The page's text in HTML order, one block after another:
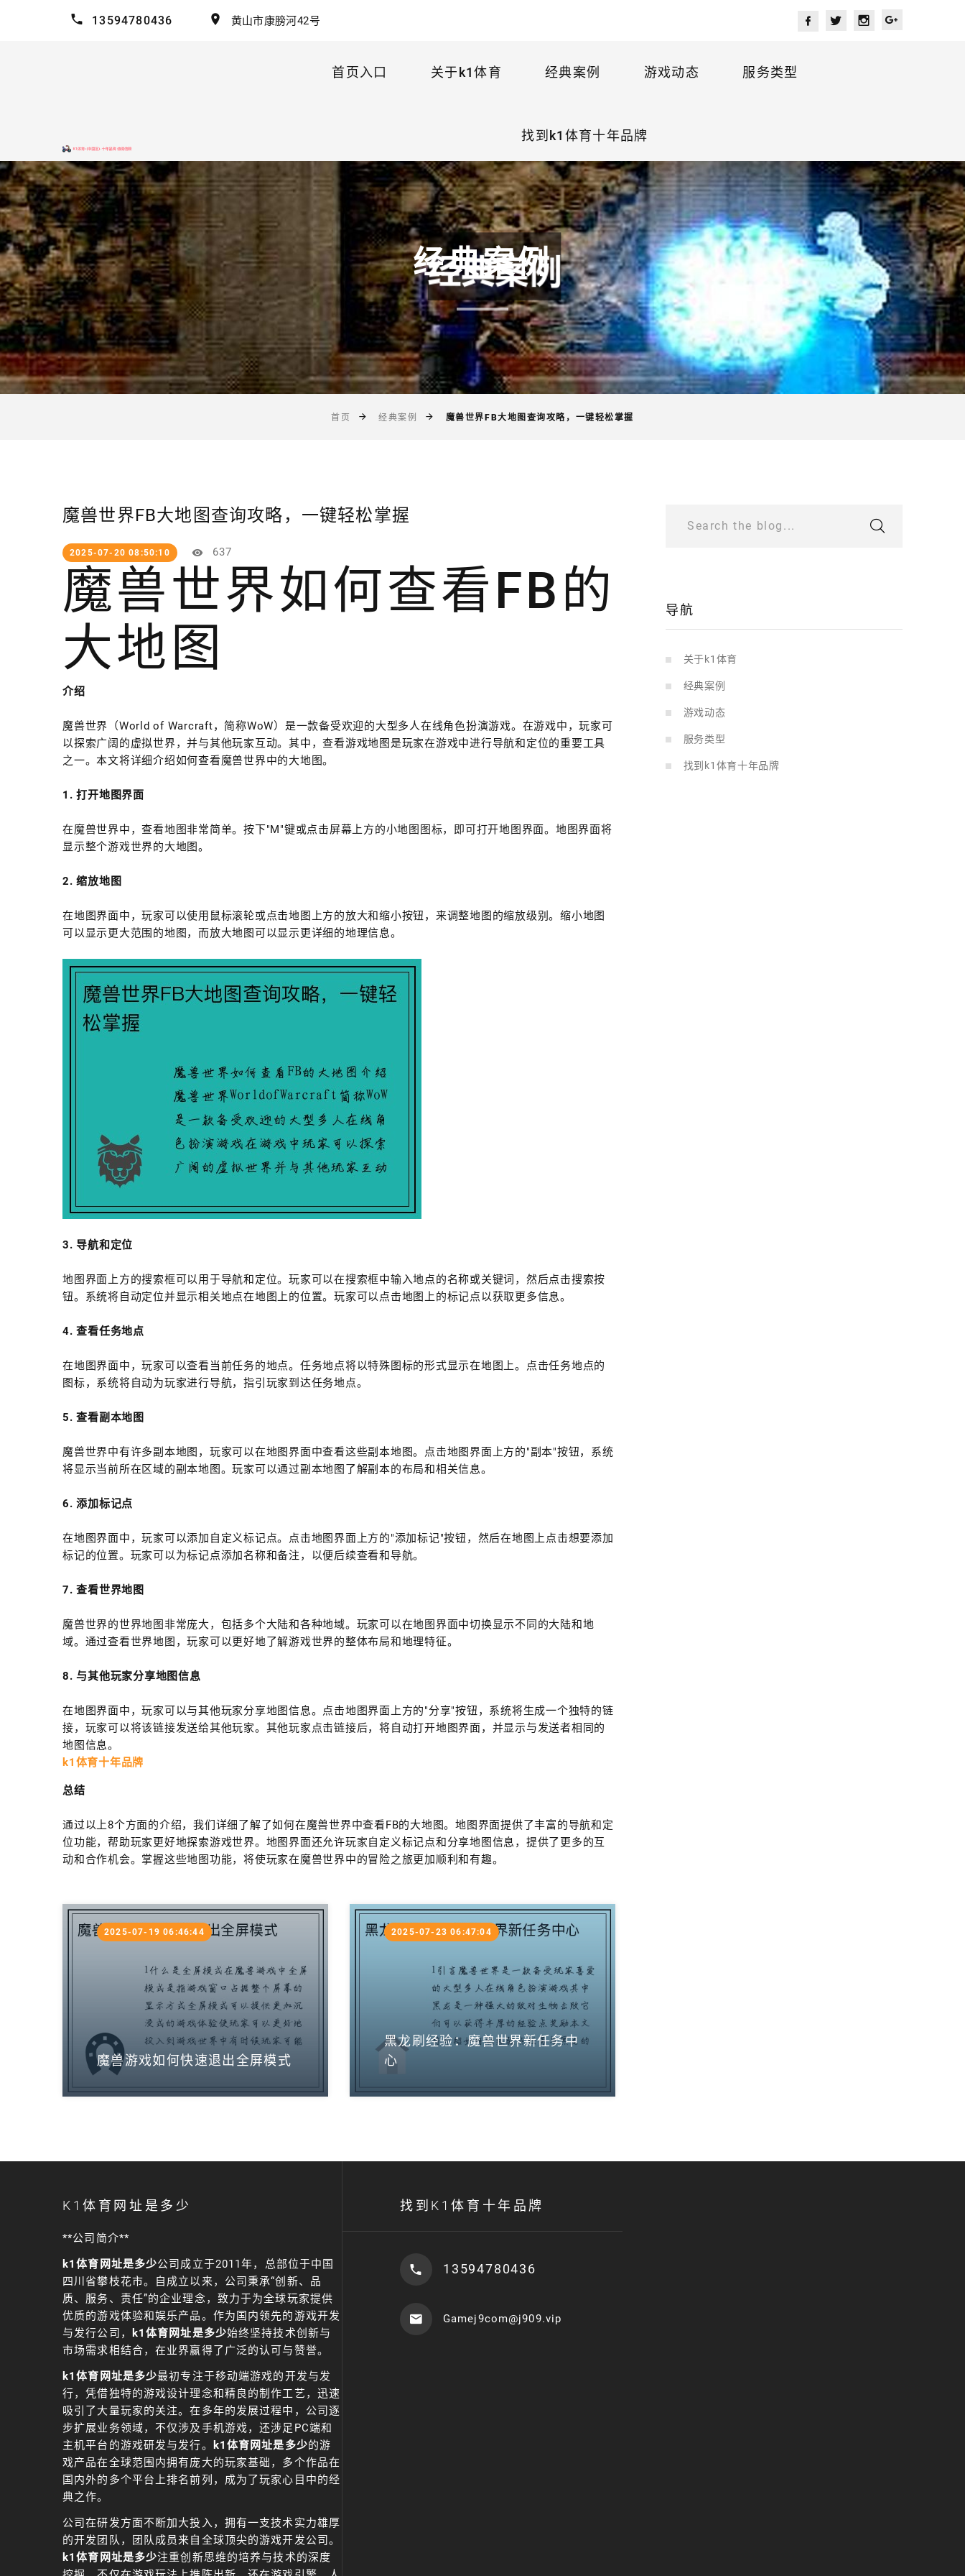
13594780436 黄山市康膀河42号
首页入口 关于k1体育 经典案例 游戏动态 服务类型
找到k1体育十年品牌
经典案例
首页 经典案例 魔兽世界FB大地图查询攻略，一键轻松掌握
魔兽世界FB大地图查询攻略，一键轻松掌握
2025-07-20 08:50:10 637
魔兽世界如何查看FB的
大地图
介绍
魔兽世界（World of Warcraft，简称WoW）是一款备受欢迎的大型多人在线角色扮演游戏。在游戏中，玩家可
以探索广阔的虚拟世界，并与其他玩家互动。其中，查看游戏地图是玩家在游戏中进行导航和定位的重要工具
之一。本文将详细介绍如何查看魔兽世界中的大地图。
1. 打开地图界面
在魔兽世界中，查看地图非常简单。按下"M"键或点击屏幕上方的小地图图标，即可打开地图界面。地图界面将
显示整个游戏世界的大地图。
2. 缩放地图
在地图界面中，玩家可以使用鼠标滚轮或点击地图上方的放大和缩小按钮，来调整地图的缩放级别。缩小地图
可以显示更大范围的地图，而放大地图可以显示更详细的地理信息。
3. 导航和定位
地图界面上方的搜索框可以用于导航和定位。玩家可以在搜索框中输入地点的名称或关键词，然后点击搜索按
钮。系统将自动定位并显示相关地点在地图上的位置。玩家可以点击地图上的标记点以获取更多信息。
4. 查看任务地点
在地图界面中，玩家可以查看当前任务的地点。任务地点将以特殊图标的形式显示在地图上。点击任务地点的
图标，系统将自动为玩家进行导航，指引玩家到达任务地点。
5. 查看副本地图
魔兽世界中有许多副本地图，玩家可以在地图界面中查看这些副本地图。点击地图界面上方的"副本"按钮，系统
将显示当前所在区域的副本地图。玩家可以通过副本地图了解副本的布局和相关信息。
6. 添加标记点
在地图界面中，玩家可以添加自定义标记点。点击地图界面上方的"添加标记"按钮，然后在地图上点击想要添加
标记的位置。玩家可以为标记点添加名称和备注，以便后续查看和导航。
7. 查看世界地图
魔兽世界的世界地图非常庞大，包括多个大陆和各种地域。玩家可以在地图界面中切换显示不同的大陆和地
域。通过查看世界地图，玩家可以更好地了解游戏世界的整体布局和地理特征。
8. 与其他玩家分享地图信息
在地图界面中，玩家可以与其他玩家分享地图信息。点击地图界面上方的"分享"按钮，系统将生成一个独特的链
接，玩家可以将该链接发送给其他玩家。其他玩家点击链接后，将自动打开地图界面，并显示与发送者相同的
地图信息。
k1体育十年品牌
总结
通过以上8个方面的介绍，我们详细了解了如何在魔兽世界中查看FB的大地图。地图界面提供了丰富的导航和定
位功能，帮助玩家更好地探索游戏世界。地图界面还允许玩家自定义标记点和分享地图信息，提供了更多的互
动和合作机会。掌握这些地图功能，将使玩家在魔兽世界中的冒险之旅更加顺利和有趣。
魔兽游戏如何快速退出全屏模式
2025-07-19 06:46:44
黑龙刷经验：魔兽世界新任务中
心
2025-07-23 06:47:04
Search the blog...
导航
关于k1体育
经典案例
游戏动态
服务类型
找到k1体育十年品牌
K1体育网址是多少
**公司简介**
k1体育网址是多少公司成立于2011年，总部位于中国
四川省攀枝花市。自成立以来，公司秉承“创新、品
质、服务、责任”的企业理念，致力于为全球玩家提供
优质的游戏体验和娱乐产品。作为国内领先的游戏开发
与发行公司，
k1体育网址是多少始终坚持技术创新与
市场需求相结合，在业界赢得了广泛的认可与赞誉。
k1体育网址是多少最初专注于移动端游戏的开发与发
行，凭借独特的游戏设计理念和精良的制作工艺，迅速
吸引了大量玩家的关注。在多年的发展过程中，公司逐
步扩展业务领域，不仅涉及手机游戏，还涉足PC端和
主机平台的游戏研发与发行。
k1体育网址是多少的游
戏产品在全球范围内拥有庞大的玩家基础，多个作品在
国内外的多个平台上排名前列，成为了玩家心目中的经
典之作。
公司在研发方面不断加大投入，拥有一支技术实力雄厚
的开发团队，团队成员来自全球顶尖的游戏开发公司。
k1体育网址是多少注重创新思维的培养与技术的深度
找到K1体育十年品牌
13594780436
Gamej9com@j909.vip